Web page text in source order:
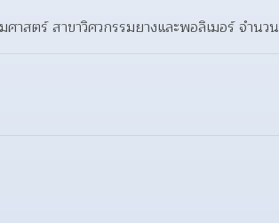
สตร์ สาขาวิศวกรรมยางและพอลิเมอร์ จำนว